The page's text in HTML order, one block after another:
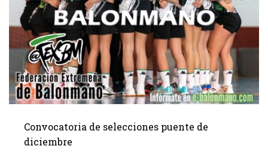
Convocatoria de selecciones puente de
diciembre